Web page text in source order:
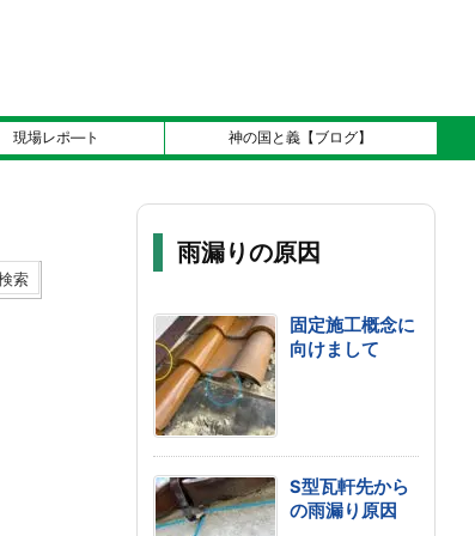
現場レポ―ト 神の国と義【ブログ】
雨漏りの原因
固定施工概念に
向けまして
S型瓦軒先から
の雨漏り原因